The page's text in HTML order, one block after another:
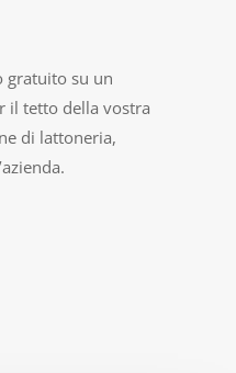
gratuito su un
il tetto della vostra
di lattoneria,